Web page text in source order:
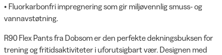
• Fluorkarbonfri impregnering som gir miljøvennlig smuss- og
vannavstøtning.
R90 Flex Pants fra Dobsom er den perfekte dekningsbuksen for
trening og fritidsaktiviteter i uforutsigbart vær. Designen med